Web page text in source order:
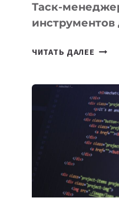
Таск-
инструментов
ЧИТАТЬ ДАЛЕЕ ТАСК-
ДЛЯ